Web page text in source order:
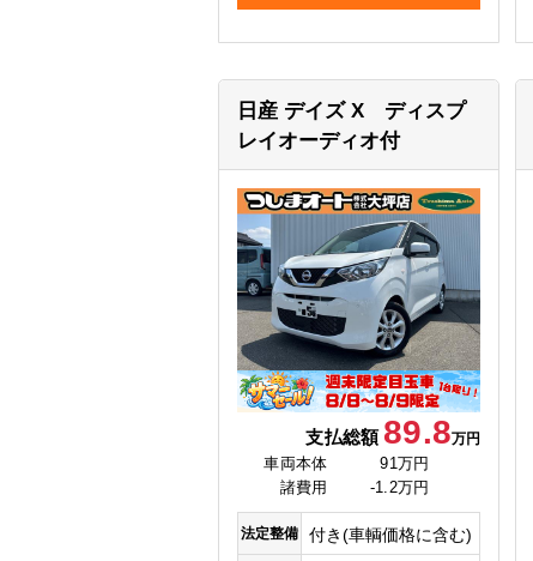
日産 デイズ X ディスプ
レイオーディオ付
支払総額 89.8万円
車両本体
91万円
諸費用
-1.2万円
法定整備 付き(車輌価格に含む)